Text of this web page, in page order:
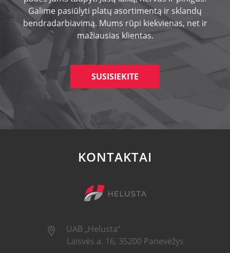
Galime pasiūlyti platų asortimentą ir sklandų
bendradarbiavimą. Mums rūpi kiekvienas, net ir
mažiausias klientas.
SUSISIEKITE
KONTAKTAI
UAB „Helusta“
Laisvės a. 16, 35200 Panevėžys